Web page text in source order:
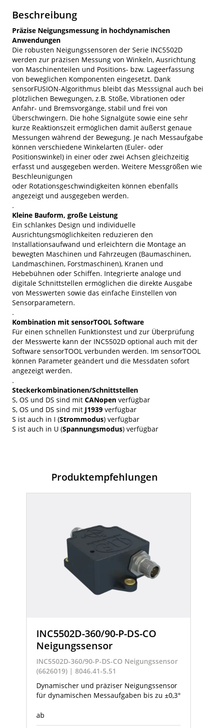
Beschreibung
Präzise Neigungsmessung in hochdynamischen
Anwendungen
Die robusten Neigungssensoren der Serie INC5502D
werden zur präzisen Messung von Winkeln, Ausrichtung
von Maschinenteilen und Positions- bzw. Lageerfassung
von beweglichen Komponenten eingesetzt. Dank
sensorFUSION-Algorithmus bleibt das Messsignal auch bei
plötzlichen Bewegungen, z.B. Stöße, Vibrationen oder
Anfahr- und Bremsvorgänge, stabil und frei von
Überschwingern. Die hohe Signalgüte sowie eine sehr
kurze Reaktionszeit ermöglichen damit äußerst genaue
Messungen während der Bewegung. Je nach Messaufgabe
können verschiedene Winkelarten (Euler- oder
Positionswinkel) in einer oder zwei Achsen gleichzeitig
erfasst und ausgegeben werden. Weitere Messgrößen wie
Beschleunigungen
oder Rotationsgeschwindigkeiten können ebenfalls
angezeigt und ausgegeben werden.
.
Kleine Bauform, große Leistung
Ein schlankes Design und individuelle
Ausrichtungsmöglichkeiten reduzieren den
Installationsaufwand und erleichtern die Montage an
bewegten Maschinen und Fahrzeugen (Baumaschinen,
Landmaschinen, Forstmaschinen), Kranen und
Hebebühnen oder Schiffen. Integrierte analoge und
digitale Schnittstellen ermöglichen die direkte Ausgabe
von Messwerten sowie das einfache Einstellen von
Sensorparametern.
.
Kombination mit sensorTOOL Software
Für einen schnellen Funktionstest und zur Überprüfung
der Messwerte kann der INC5502D optional auch mit der
Software sensorTOOL verbunden werden. Im sensorTOOL
können Parameter geändert und die Messdaten sofort
angezeigt werden.
.
Steckerkombinationen/Schnittstellen
S, OS und DS sind mit CANopen verfügbar
S, OS und DS sind mit J1939 verfügbar
S ist auch in I (Strommodus) verfügbar
S ist auch in U (Spannungsmodus) verfügbar
Produktempfehlungen
INC5502D-360/90-P-DS-CO
Neigungssensor
INC5502D-360/90-P-DS-CO Neigungssensor
(6626019) | 8046.41-5.51
Dynamischer und präziser Neigungssensor
für dynamischen Messaufgaben bis zu ±0,3°
ab